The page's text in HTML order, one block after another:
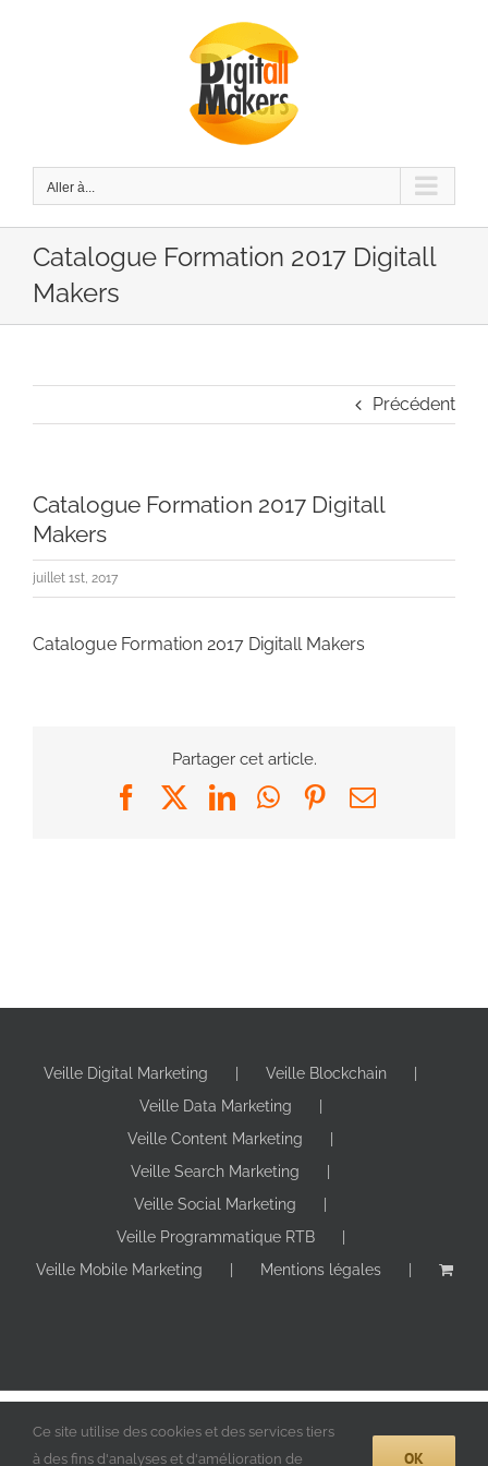
Aller à...
Catalogue Formation 2017 Digitall
Makers
Précédent
Catalogue Formation 2017 Digitall
Makers
juillet 1st, 2017
Catalogue Formation 2017 Digitall Makers
Partager cet article.
FacebookLinkedInWhatsApp
Pinterest
Email
Veille Digital Marketing
Veille Blockchain
Veille Data Marketing
Veille Content Marketing
Veille Search Marketing
Veille Social Marketing
Veille Programmatique RTB
Veille Mobile Marketing
Mentions légales
Copyright 2024 Digitall Makers | Tous droits réservés |
Ce site utilise des cookies et des services tiers
à des fins d'analyses et d'amélioration de
OK